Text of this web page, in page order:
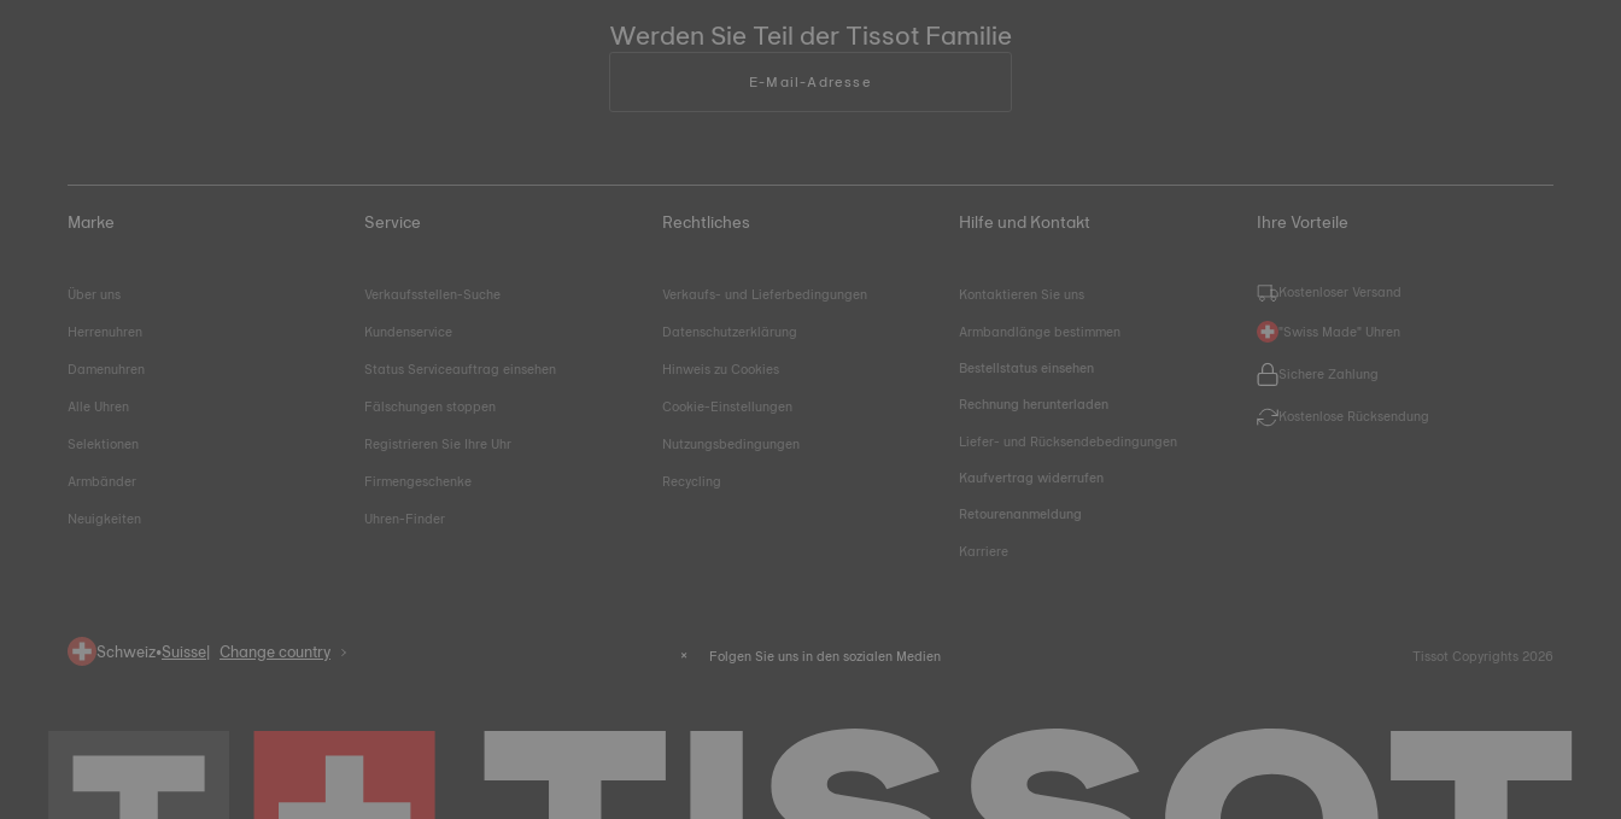
Werden Sie Teil der Tissot Familie
E-Mail-Adresse
Marke
Über uns
Herrenuhren
Damenuhren
Alle Uhren
Selektionen
Armbänder
Neuigkeiten
Service
Verkaufsstellen-Suche
Kundenservice
Status Serviceauftrag einsehen
Fälschungen stoppen
Registrieren Sie Ihre Uhr
Firmengeschenke
Uhren-Finder
Rechtliches
Verkaufs- und Lieferbedingungen
Datenschutzerklärung
Hinweis zu Cookies
Cookie-Einstellungen
Nutzungsbedingungen
Recycling
Hilfe und Kontakt
Kontaktieren Sie uns
Armbandlänge bestimmen
Bestellstatus einsehen
Rechnung herunterladen
Liefer- und Rücksendebedingungen
Kaufvertrag widerrufen
Retourenanmeldung
Karriere
Ihre Vorteile
Kostenloser Versand
"Swiss Made" Uhren
Sichere Zahlung
Kostenlose Rücksendung
Schweiz•Suisse Change country Folgen Sie uns in den sozialen Medien Tissot Copyrights 2026